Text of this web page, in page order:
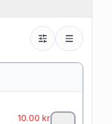
10.00 kr